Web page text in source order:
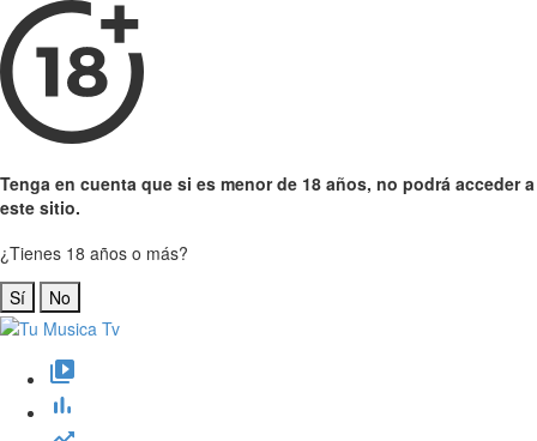
Tenga en cuenta que si es menor de 18 años, no podrá acceder a
este sitio.
¿Tienes 18 años o más?
Sí
No